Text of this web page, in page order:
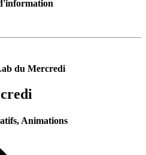
du Mercredi
Animations